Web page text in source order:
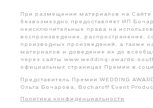
При размещении материалов на Сайте
безвозмездно предоставляет ИП
неисключительные права на
воспроизведение, распространение,
производных произведений, а также
материалов и доведение их до
через сайты www.wedding-awards-
официальных страницах Премии в
Представитель Премии WEDDING
Ольга Бочарова, Bocharoff Event
Политика конфиденциальности